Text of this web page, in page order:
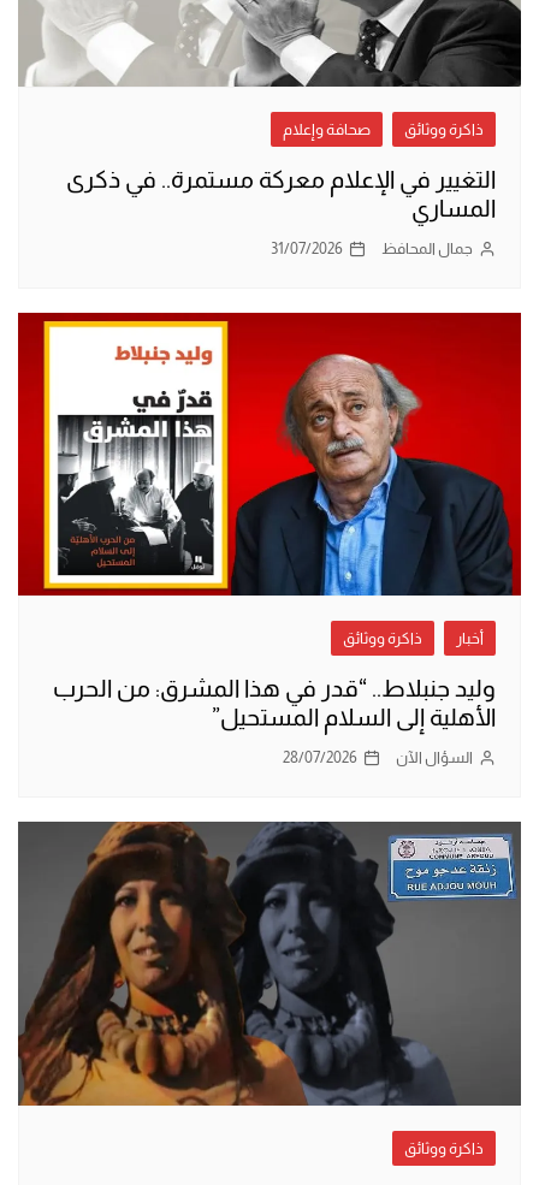
ذاكرة ووثائق صحافة وإعلام
التغيير في الإعلام معركة مستمرة.. في ذكرى
المساري
جمال المحافظ 31/07/2026
أخبار ذاكرة ووثائق
وليد جنبلاط.. “قدر في هذا المشرق: من الحرب
الأهلية إلى السلام المستحيل”
السؤال الآن 28/07/2026
ذاكرة ووثائق